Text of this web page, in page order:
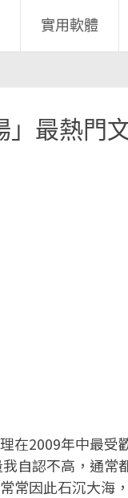
實用軟體
」最熱門
在2009年中最
自認不高，通
常因此石沉大海